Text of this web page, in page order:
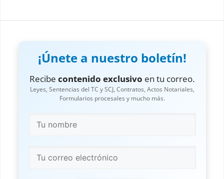
¡Únete a nuestro boletín!
Recibe contenido exclusivo en tu correo.
Leyes, Sentencias del TC y SCJ, Contratos, Actos Notariales,
Formularios procesales y mucho más.